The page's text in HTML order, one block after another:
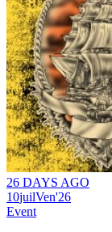
26 DAYS AGO
10juilVen'26
Event